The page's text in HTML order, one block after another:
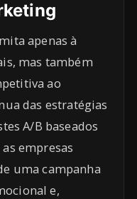
apenas à
mas também
ao
das estratégias
A/B baseados
empresas
uma campanha
e,